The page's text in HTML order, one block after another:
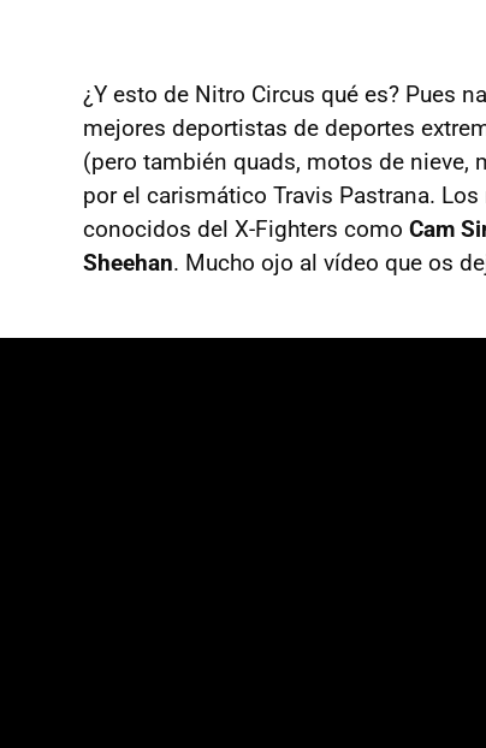
¿Y esto de Nitro Circus qué es? Pues
mejores deportistas de deportes
(pero también quads, motos de nieve,
por el carismático Travis Pastrana.
conocidos del X-Fighters como Cam
Sheehan. Mucho ojo al vídeo que os